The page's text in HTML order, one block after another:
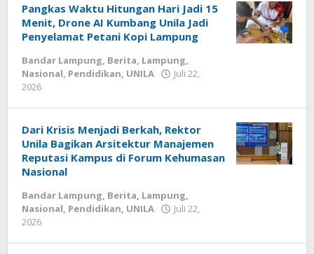
Pangkas Waktu Hitungan Hari Jadi 15
Menit, Drone AI Kumbang Unila Jadi
Penyelamat Petani Kopi Lampung
Bandar Lampung, Berita, Lampung,
Nasional, Pendidikan, UNILA
Juli 22,
2026
Dari Krisis Menjadi Berkah, Rektor
Unila Bagikan Arsitektur Manajemen
Reputasi Kampus di Forum Kehumasan
Nasional
Bandar Lampung, Berita, Lampung,
Nasional, Pendidikan, UNILA
Juli 22,
2026